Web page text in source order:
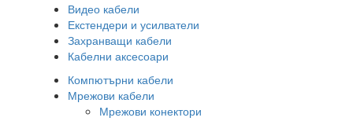
Видео кабели
Екстендери и усилватели
Захранващи кабели
Кабелни аксесоари
Компютърни кабели
Мрежови кабели
Мрежови конектори